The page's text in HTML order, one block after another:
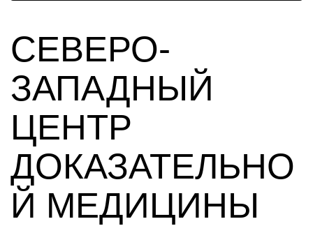
СЕВЕРО-
ЗАПАДНЫЙ
ЦЕНТР
ДОКАЗАТЕЛЬНО
Й МЕДИЦИНЫ